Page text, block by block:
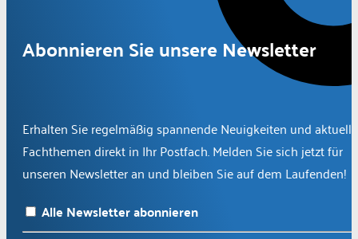
Abonnieren Sie unsere Newsletter
Erhalten Sie regelmäßig spannende Neuigkeiten und aktuelle
Fachthemen direkt in Ihr Postfach. Melden Sie sich jetzt für
unseren Newsletter an und bleiben Sie auf dem Laufenden!
Alle Newsletter abonnieren